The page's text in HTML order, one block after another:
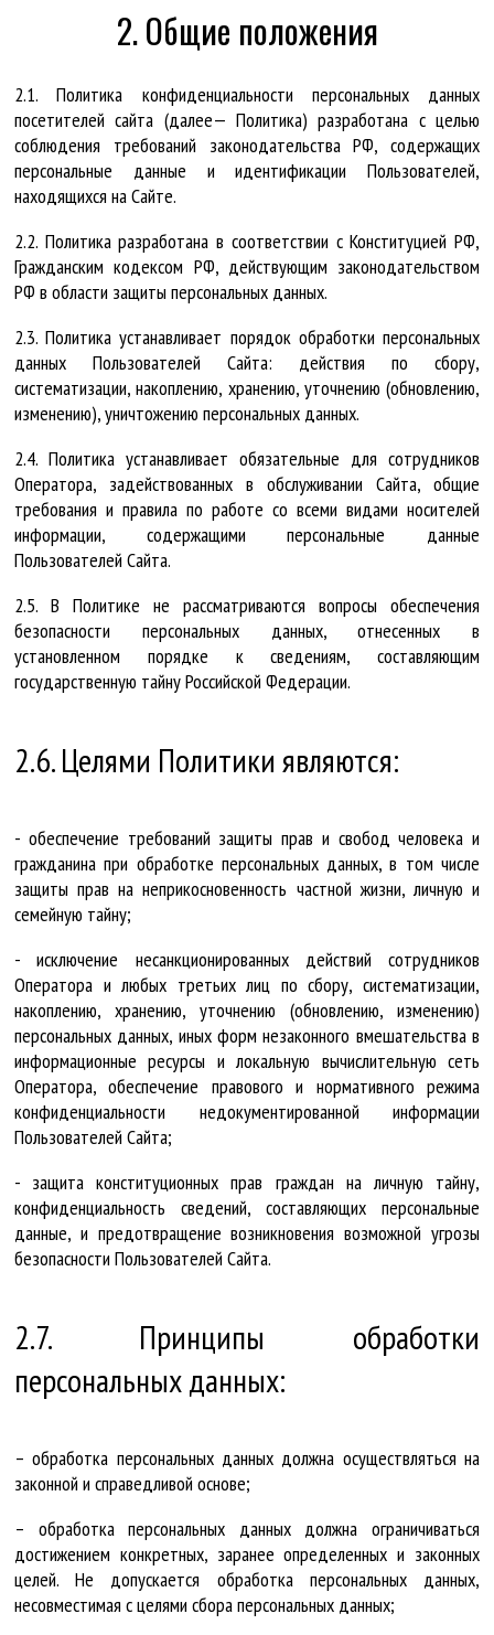
2. Общие положения
2.1. Политика конфиденциальности персональных данных
посетителей сайта (далее— Политика) разработана с целью
соблюдения требований законодательства РФ, содержащих
персональные данные и идентификации Пользователей,
находящихся на Сайте.
2.2. Политика разработана в соответствии с Конституцией РФ,
Гражданским кодексом РФ, действующим законодательством
РФ в области защиты персональных данных.
2.3. Политика устанавливает порядок обработки персональных
данных Пользователей Сайта: действия по сбору,
систематизации, накоплению, хранению, уточнению (обновлению,
изменению), уничтожению персональных данных.
2.4. Политика устанавливает обязательные для сотрудников
Оператора, задействованных в обслуживании Сайта, общие
требования и правила по работе со всеми видами носителей
информации, содержащими персональные данные
Пользователей Сайта.
2.5. В Политике не рассматриваются вопросы обеспечения
безопасности персональных данных, отнесенных в
установленном порядке к сведениям, составляющим
государственную тайну Российской Федерации.
2.6. Целями Политики являются:
- обеспечение требований защиты прав и свобод человека и
гражданина при обработке персональных данных, в том числе
защиты прав на неприкосновенность частной жизни, личную и
семейную тайну;
- исключение несанкционированных действий сотрудников
Оператора и любых третьих лиц по сбору, систематизации,
накоплению, хранению, уточнению (обновлению, изменению)
персональных данных, иных форм незаконного вмешательства в
информационные ресурсы и локальную вычислительную сеть
Оператора, обеспечение правового и нормативного режима
конфиденциальности недокументированной информации
Пользователей Сайта;
- защита конституционных прав граждан на личную тайну,
конфиденциальность сведений, составляющих персональные
данные, и предотвращение возникновения возможной угрозы
безопасности Пользователей Сайта.
2.7. Принципы обработки
персональных данных:
– обработка персональных данных должна осуществляться на
законной и справедливой основе;
– обработка персональных данных должна ограничиваться
достижением конкретных, заранее определенных и законных
целей. Не допускается обработка персональных данных,
несовместимая с целями сбора персональных данных;